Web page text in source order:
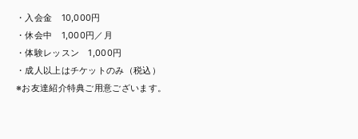
・入会金 10,000円
・休会中 1,000円／月
・体験レッスン 1,000円
・成人以上はチケットのみ（税込）
※お友達紹介特典ご用意ございます。